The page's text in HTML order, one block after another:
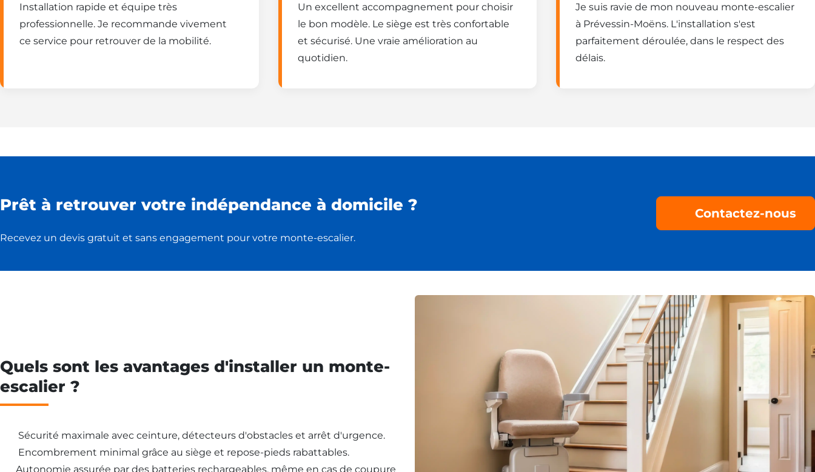
Installation rapide et équipe très
professionnelle. Je recommande vivement
ce service pour retrouver de la mobilité.
Un excellent accompagnement pour choisir
le bon modèle. Le siège est très confortable
et sécurisé. Une vraie amélioration au
quotidien.
Je suis ravie de mon nouveau monte-escalier
à Prévessin-Moëns. L'installation s'est
parfaitement déroulée, dans le respect des
délais.
Prêt à retrouver votre indépendance à domicile ?
Recevez un devis gratuit et sans engagement pour votre monte-escalier.
Contactez-nous
Quels sont les avantages d'installer un monte-
escalier ?
Sécurité maximale avec ceinture, détecteurs d'obstacles et arrêt d'urgence.
Encombrement minimal grâce au siège et repose-pieds rabattables.
Autonomie assurée par des batteries rechargeables, même en cas de coupure